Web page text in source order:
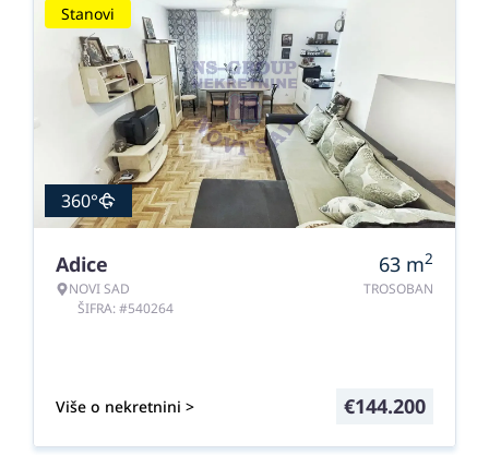
Stanovi
360°
Adice
NOVI SAD
ŠIFRA: #540264
63 m2
TROSOBAN
Više o nekretnini > €144.200